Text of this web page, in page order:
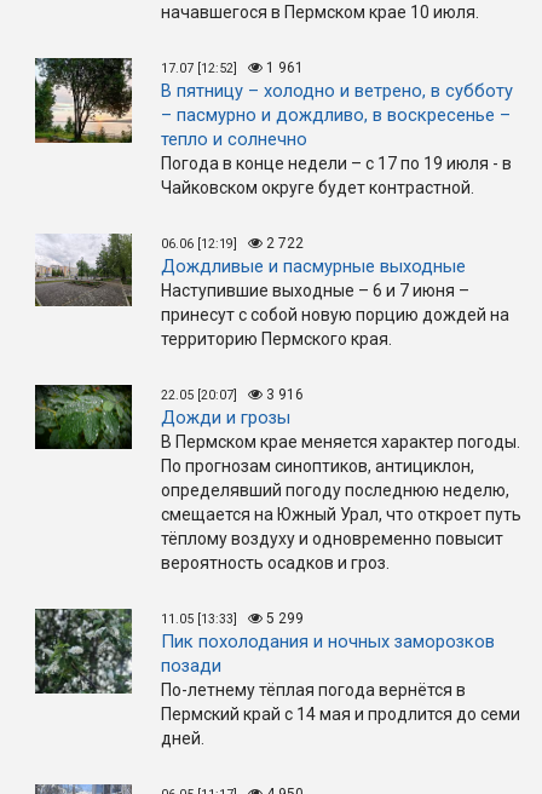
начавшегося в Пермском крае 10 июля.
17.07 [12:52] 1 961
В пятницу – холодно и ветрено, в субботу
– пасмурно и дождливо, в воскресенье –
тепло и солнечно
Погода в конце недели – с 17 по 19 июля - в
Чайковском округе будет контрастной.
06.06 [12:19] 2 722
Дождливые и пасмурные выходные
Наступившие выходные – 6 и 7 июня –
принесут с собой новую порцию дождей на
территорию Пермского края.
22.05 [20:07] 3 916
Дожди и грозы
В Пермском крае меняется характер погоды.
По прогнозам синоптиков, антициклон,
определявший погоду последнюю неделю,
смещается на Южный Урал, что откроет путь
тёплому воздуху и одновременно повысит
вероятность осадков и гроз.
11.05 [13:33] 5 299
Пик похолодания и ночных заморозков
позади
По-летнему тёплая погода вернётся в
Пермский край с 14 мая и продлится до семи
дней.